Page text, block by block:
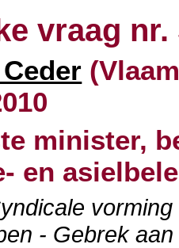
vraag nr.
minister,
en
- Gebrek